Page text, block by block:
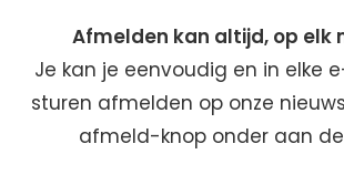
Afmelden kan altijd, op elk
⁠Je kan je eenvoudig en in elke
sturen afmelden op onze
afmeld-knop onder aan